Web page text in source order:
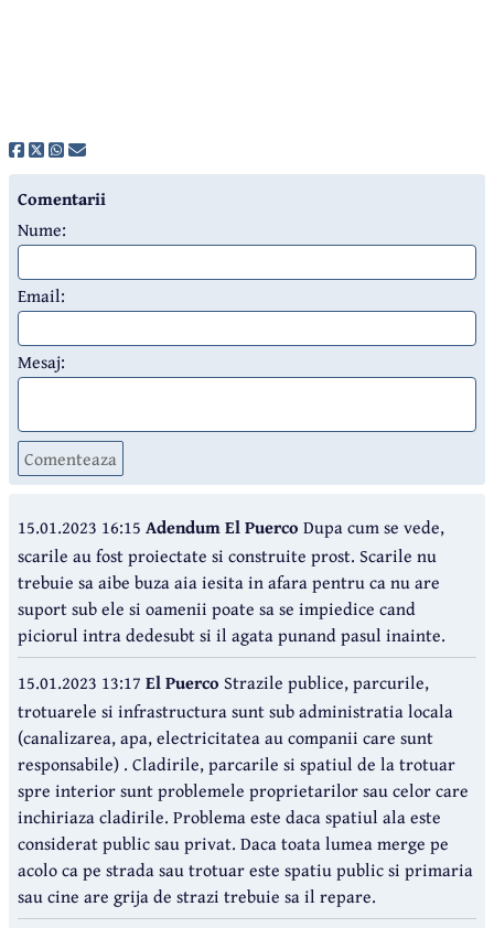
Comentarii
Nume:
Email:
Mesaj:
Comenteaza
15.01.2023 16:15 Adendum El Puerco Dupa cum se vede,
scarile au fost proiectate si construite prost. Scarile nu
trebuie sa aibe buza aia iesita in afara pentru ca nu are
suport sub ele si oamenii poate sa se impiedice cand
piciorul intra dedesubt si il agata punand pasul inainte.
15.01.2023 13:17 El Puerco Strazile publice, parcurile,
trotuarele si infrastructura sunt sub administratia locala
(canalizarea, apa, electricitatea au companii care sunt
responsabile) . Cladirile, parcarile si spatiul de la trotuar
spre interior sunt problemele proprietarilor sau celor care
inchiriaza cladirile. Problema este daca spatiul ala este
considerat public sau privat. Daca toata lumea merge pe
acolo ca pe strada sau trotuar este spatiu public si primaria
sau cine are grija de strazi trebuie sa il repare.